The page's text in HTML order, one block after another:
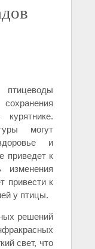
могут
и
приведет к
изменения
привести к
у птицы.
решений
свет, что